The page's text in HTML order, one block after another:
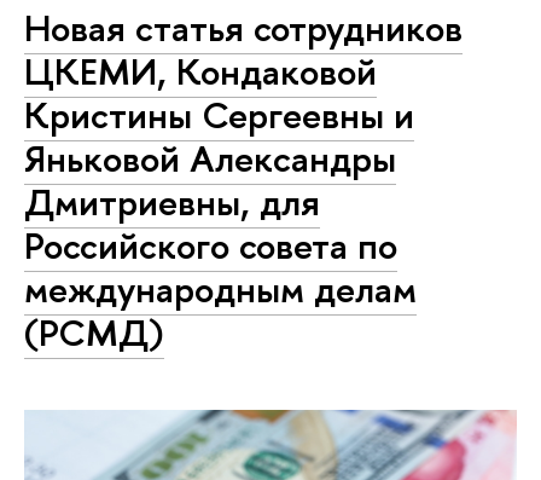
Новая статья сотрудников
ЦКЕМИ, Кондаковой
Кристины Сергеевны и
Яньковой Александры
Дмитриевны, для
Российского совета по
международным делам
(РСМД)